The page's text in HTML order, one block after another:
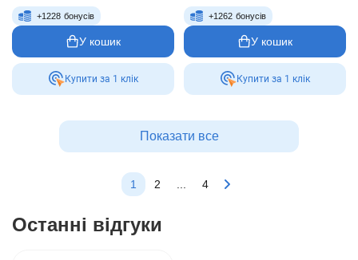
+1228 бонусів
У кошик
Купити за 1 клiк
+1262 бонусів
У кошик
Купити за 1 клiк
Показати все
1 2 ... 4
Останні відгуки